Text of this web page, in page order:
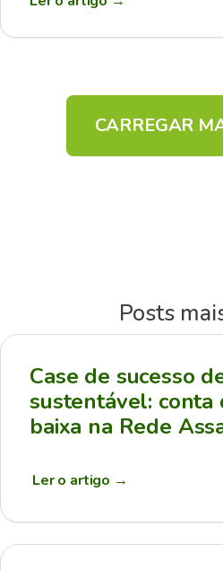
CARREGAR
Posts
Case de sucesso
sustentável: conta
baixa na Rede
Ler o artigo →